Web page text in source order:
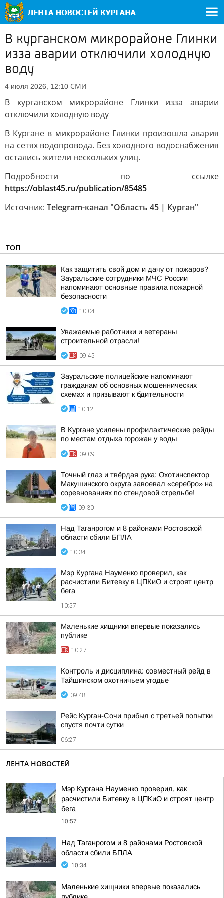
В курганском микрорайоне Глинки
изза аварии отключили холодную
воду
4 июля 2026, 12:10 СМИ
В курганском микрорайоне Глинки изза аварии
отключили холодную воду
В Кургане в микрорайоне Глинки произошла авария
на сетях водопровода. Без холодного водоснабжения
остались жители нескольких улиц.
Подробности по ссылке
https://oblast45.ru/publication/85485
Источник: Telegram-канал "Область 45 | Курган"
ТОП
Как защитить свой дом и дачу от пожаров?
Зауральские сотрудники МЧС России
напоминают основные правила пожарной
безопасности
10:04
Уважаемые работники и ветераны
строительной отрасли!
09:45
Зауральские полицейские напоминают
гражданам об основных мошеннических
схемах и призывают к бдительности
10:12
В Кургане усилены профилактические рейды
по местам отдыха горожан у воды
09:09
Точный глаз и твёрдая рука: Охотинспектор
Макушинского округа завоевал «серебро» на
соревнованиях по стендовой стрельбе!
09:30
Над Таганрогом и 8 районами Ростовской
области сбили БПЛА
10:34
Мэр Кургана Науменко проверил, как
расчистили Битевку в ЦПКиО и строят центр
бега
10:57
Маленькие хищники впервые показались
публике
10:27
Контроль и дисциплина: совместный рейд в
Тайшинском охотничьем угодье
09:48
Рейс Курган-Сочи прибыл с третьей попытки
спустя почти сутки
06:27
ЛЕНТА НОВОСТЕЙ
Мэр Кургана Науменко проверил, как
расчистили Битевку в ЦПКиО и строят центр
бега
10:57
Над Таганрогом и 8 районами Ростовской
области сбили БПЛА
10:34
Маленькие хищники впервые показались